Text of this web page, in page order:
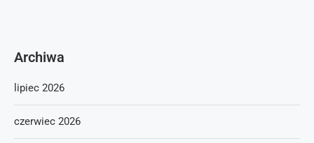
Archiwa
lipiec 2026
czerwiec 2026